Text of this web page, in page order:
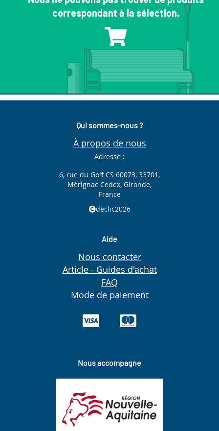
correspondant à la sélection.
Qui sommes-nous ?
À propos de nous
Adresse :
6, rue du Golf CS 60073, 33701,
Mérignac Cedex, Gironde,
France
declic2026
Aide
Nous contacter
Article - Guides d'achat
FAQ
Mode de paiement
Nous accompagne